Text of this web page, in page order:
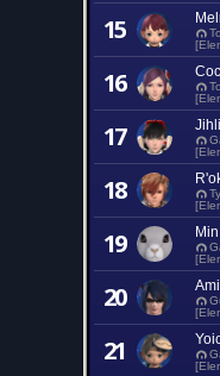
15
16
17
18
19
20
21